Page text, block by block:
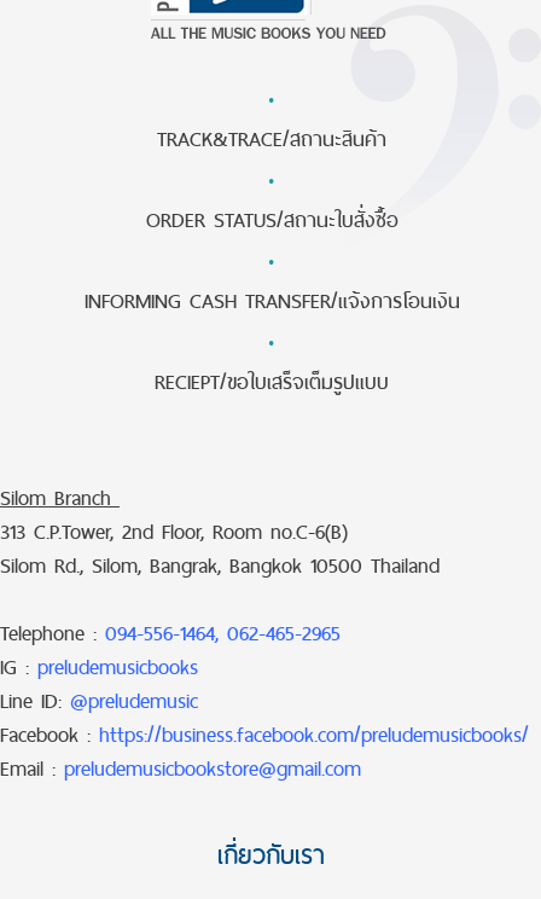
·
TRACK&TRACE/สถานะสินค้า
·
ORDER STATUS/สถานะใบสั่งซื้อ
·
INFORMING CASH TRANSFER/แจ้งการโอนเงิน
·
RECIEPT/ขอใบเสร็จเต็มรูปแบบ
Silom Branch
313 C.P.Tower, 2nd Floor, Room no.C-6(B)
Silom Rd., Silom, Bangrak, Bangkok 10500 Thailand
Telephone : 094-556-1464, 062-465-2965
IG : preludemusicbooks
Line ID: @preludemusic
Facebook : https://business.facebook.com/preludemusicbooks/
Email : preludemusicbookstore@gmail.com
เกี่ยวกับเรา